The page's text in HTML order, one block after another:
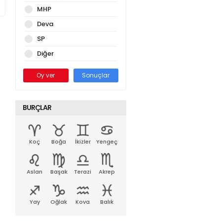
MHP
Deva
SP
Diğer
Oy ver Sonuçlar
BURÇLAR
Koç Boğa İkizler Yengeç
Aslan Başak Terazi Akrep
Yay Oğlak Kova Balık